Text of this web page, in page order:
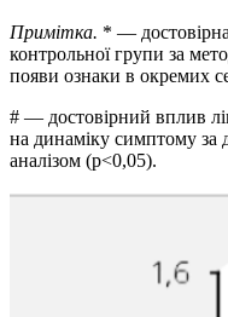
Примітка. * —
контрольної групи за
появи ознаки в окремих
# — достовірний вплив
на динаміку симптому за
аналізом (p<0,05).